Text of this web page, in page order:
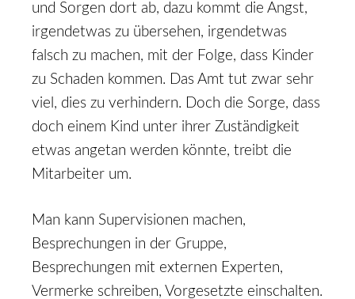
und Sorgen dort ab, dazu kommt die Angst,
irgendetwas zu übersehen, irgendetwas
falsch zu machen, mit der Folge, dass Kinder
zu Schaden kommen. Das Amt tut zwar sehr
viel, dies zu verhindern. Doch die Sorge, dass
doch einem Kind unter ihrer Zuständigkeit
etwas angetan werden könnte, treibt die
Mitarbeiter um.
Man kann Supervisionen machen,
Besprechungen in der Gruppe,
Besprechungen mit externen Experten,
Vermerke schreiben, Vorgesetzte einschalten.